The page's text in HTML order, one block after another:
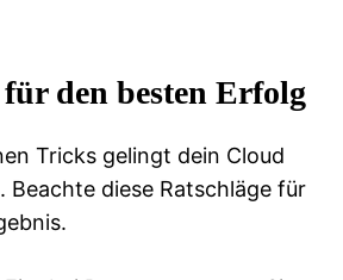
den besten Erfolg
Tricks gelingt dein Cloud
Beachte diese Ratschläge für